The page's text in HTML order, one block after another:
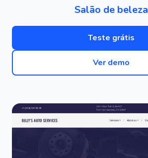
Salão de beleza
Teste grátis
Ver demo